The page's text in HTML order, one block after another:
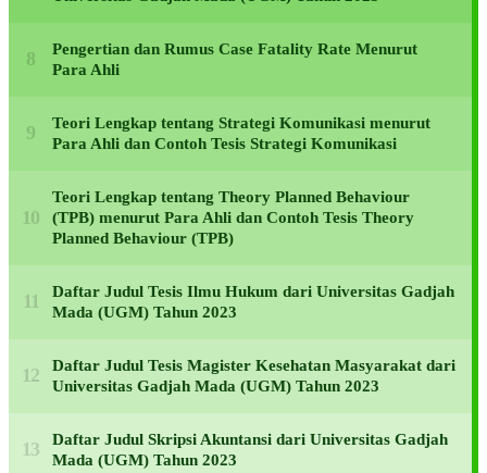
Pengertian dan Rumus Case Fatality Rate Menurut
Para Ahli
Teori Lengkap tentang Strategi Komunikasi menurut
Para Ahli dan Contoh Tesis Strategi Komunikasi
Teori Lengkap tentang Theory Planned Behaviour
(TPB) menurut Para Ahli dan Contoh Tesis Theory
Planned Behaviour (TPB)
Daftar Judul Tesis Ilmu Hukum dari Universitas Gadjah
Mada (UGM) Tahun 2023
Daftar Judul Tesis Magister Kesehatan Masyarakat dari
Universitas Gadjah Mada (UGM) Tahun 2023
Daftar Judul Skripsi Akuntansi dari Universitas Gadjah
Mada (UGM) Tahun 2023